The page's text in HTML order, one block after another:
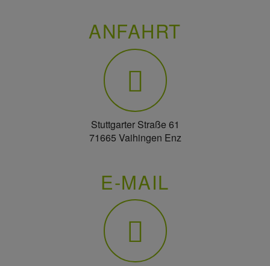
ANFAHRT
Stuttgarter Straße 61
71665 Vaihingen Enz
E-MAIL